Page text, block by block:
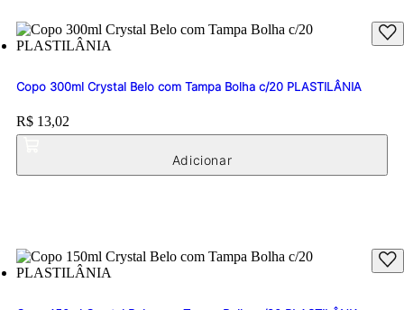
Copo 300ml Crystal Belo com Tampa Bolha c/20 PLASTILÂNIA
Price:
R$ 13,02